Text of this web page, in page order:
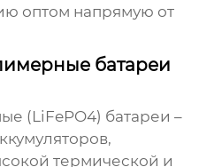
оптом напрямую от
батареи
(LiFePO4) батареи –
термической и